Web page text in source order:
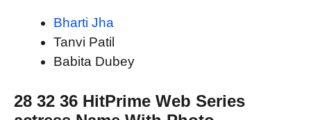
Bharti Jha
Tanvi Patil
Babita Dubey
28 32 36 HitPrime Web Series